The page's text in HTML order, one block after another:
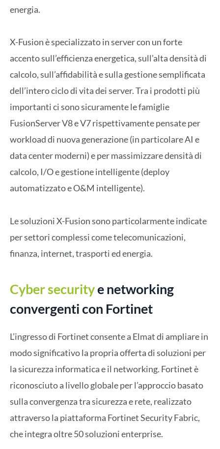
energia.
X-Fusion è specializzato in server con un forte
accento sull’efficienza energetica, sull’alta densità di
calcolo, sull’affidabilità e sulla gestione semplificata
dell’intero ciclo di vita dei server. Tra i prodotti più
importanti ci sono sicuramente le famiglie
FusionServer V8 e V7 rispettivamente pensate per
workload di nuova generazione (in particolare AI e
data center moderni) e per massimizzare densità di
calcolo, I/O e gestione intelligente (deploy
automatizzato e O&M intelligente).
Le soluzioni X-Fusion sono particolarmente indicate
per settori complessi come telecomunicazioni,
finanza, internet, trasporti ed energia.
Cyber securitye networking
convergenti con Fortinet
L’ingresso di Fortinet consente a Elmat di ampliare in
modo significativo la propria offerta di soluzioni per
la sicurezza informatica e il networking. Fortinet è
riconosciuto a livello globale per l’approccio basato
sulla convergenza tra sicurezza e rete, realizzato
attraverso la piattaforma Fortinet Security Fabric,
che integra oltre 50 soluzioni enterprise.